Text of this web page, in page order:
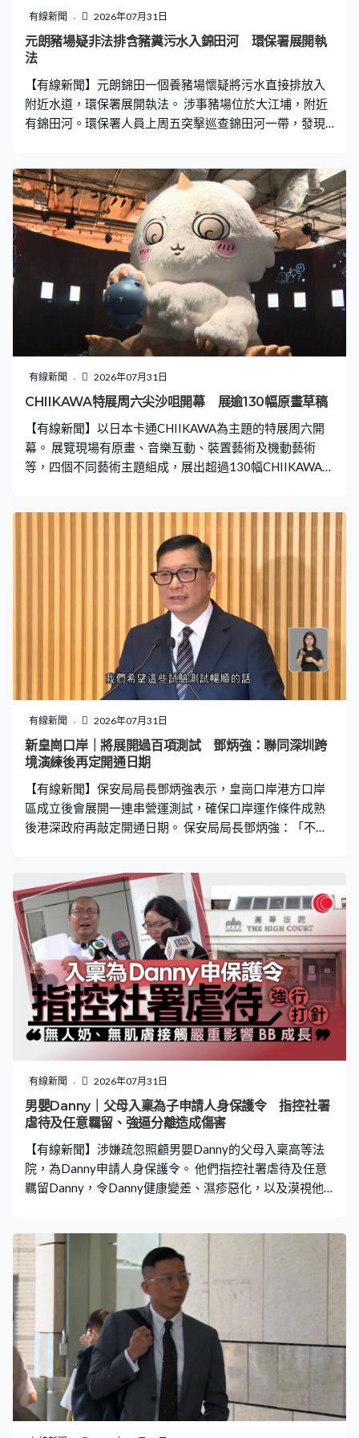
有線新聞 2026年07月31日
元朗豬場疑非法排含豬糞污水入錦田河 環保署展開執
法
【有線新聞】元朗錦田一個養豬場懷疑將污水直接排放入
附近水道，環保署展開執法。 涉事豬場位於大江埔，附近
有錦田河。環保署人員上周五突擊巡查錦田河一帶，發現
據，若有足夠證據會檢控場主，又通報漁護署跟進。環保
署表示，一直密切關注錦田河一帶非法排放禽畜廢物情
況，並以智慧科技持續監察，違例者最高可被罰款五萬
元。
有線新聞 2026年07月31日
CHIIKAWA特展周六尖沙咀開幕 展逾130幅原畫草稿
【有線新聞】以日本卡通CHIIKAWA為主題的特展周六開
幕。 展覽現場有原畫、音樂互動、裝置藝術及機動藝術
等，四個不同藝術主題組成，展出超過130幅CHIIKAWA原
罄，8月10日後會視乎情況，發售少量正價門票。
有線新聞 2026年07月31日
新皇崗口岸｜將展開過百項測試 鄧炳強：聯同深圳跨
境演練後再定開通日期
【有線新聞】保安局局長鄧炳強表示，皇崗口岸港方口岸
區成立後會展開一連串營運測試，確保口岸運作條件成熟
後港深政府再敲定開通日期。 保安局局長鄧炳強：「不同
等，這些大大小小測試可能有過百個。我們希望這些試驗
測試暢順的話，能進行一些大型，包括聯同深圳方面的跨
境演練，可能是過萬人演練，當演練完成認為暢順的話，
就會考慮適時公布何時開通。」
有線新聞 2026年07月31日
男嬰Danny｜父母入稟為子申請人身保護令 指控社署
虐待及任意羈留、強逼分離造成傷害
【有線新聞】涉嫌疏忽照顧男嬰Danny的父母入稟高等法
院，為Danny申請人身保護令。 他們指控社署虐待及任意
羈留Danny，令Danny健康變差、濕疹惡化，以及漠視他
傷害，但要Danny跟父母分離，反而會造成潛在傷害。
Danny父親曾先生：「我們做盡所有事社署都不回應，我
們很擔心我們的兒子，我們與他分開很久，每個星期只見
兩次是很殘忍的行為，還有你將Danny放在院舍，只得院
舍照顧，沒有人奶、沒有肌膚接觸，這對嬰兒成長是很嚴
重的影響。」